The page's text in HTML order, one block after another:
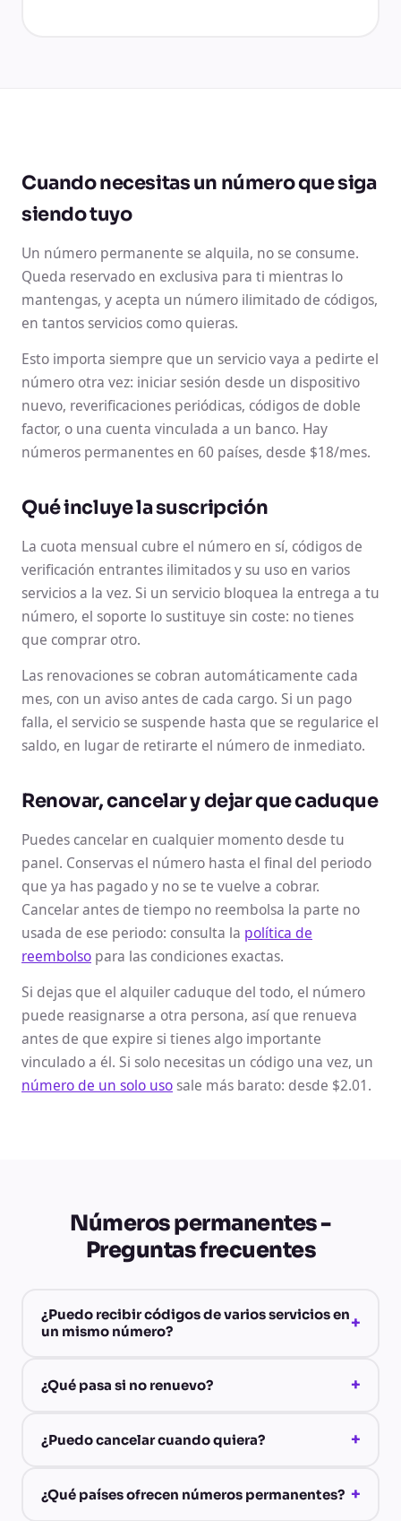
Cuando necesitas un número que siga
siendo tuyo
Un número permanente se alquila, no se consume.
Queda reservado en exclusiva para ti mientras lo
mantengas, y acepta un número ilimitado de códigos,
en tantos servicios como quieras.
Esto importa siempre que un servicio vaya a pedirte el
número otra vez: iniciar sesión desde un dispositivo
nuevo, reverificaciones periódicas, códigos de doble
factor, o una cuenta vinculada a un banco. Hay
números permanentes en 60 países, desde $18/mes.
Qué incluye la suscripción
La cuota mensual cubre el número en sí, códigos de
verificación entrantes ilimitados y su uso en varios
servicios a la vez. Si un servicio bloquea la entrega a tu
número, el soporte lo sustituye sin coste: no tienes
que comprar otro.
Las renovaciones se cobran automáticamente cada
mes, con un aviso antes de cada cargo. Si un pago
falla, el servicio se suspende hasta que se regularice el
saldo, en lugar de retirarte el número de inmediato.
Renovar, cancelar y dejar que caduque
Puedes cancelar en cualquier momento desde tu
panel. Conservas el número hasta el final del periodo
que ya has pagado y no se te vuelve a cobrar.
Cancelar antes de tiempo no reembolsa la parte no
usada de ese periodo: consulta la política de
reembolso para las condiciones exactas.
Si dejas que el alquiler caduque del todo, el número
puede reasignarse a otra persona, así que renueva
antes de que expire si tienes algo importante
vinculado a él. Si solo necesitas un código una vez, un
número de un solo usosale más barato: desde $2.01.
Números permanentes -
Preguntas frecuentes
¿Puedo recibir códigos de varios servicios en
un mismo número?
+
¿Qué pasa si no renuevo? +
¿Puedo cancelar cuando quiera? +
¿Qué países ofrecen números permanentes? +